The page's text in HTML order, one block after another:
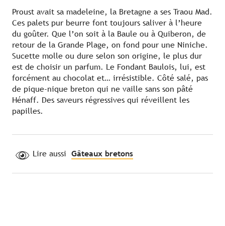
Proust avait sa madeleine, la Bretagne a ses Traou Mad.
Ces palets pur beurre font toujours saliver à l’heure
du goûter. Que l’on soit à la Baule ou à Quiberon, de
retour de la Grande Plage, on fond pour une Niniche.
Sucette molle ou dure selon son origine, le plus dur
est de choisir un parfum. Le Fondant Baulois, lui, est
forcément au chocolat et… irrésistible. Côté salé, pas
de pique-nique breton qui ne vaille sans son pâté
Hénaff. Des saveurs régressives qui réveillent les
papilles.
Lire aussi Gâteaux bretons
Nos coups de cœur